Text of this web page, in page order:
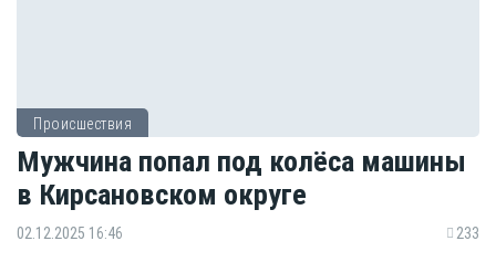
Происшествия
Мужчина попал под колёса машины
в Кирсановском округе
02.12.2025 16:46 233